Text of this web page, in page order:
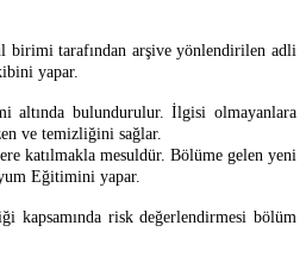
birimi tarafından arşive yönlendirilen adli
yapar.
altında bulundurulur. İlgisi olmayanlara
ve temizliğini sağlar.
katılmakla mesuldür. Bölüme gelen yeni
Eğitimini yapar.
kapsamında risk değerlendirmesi bölüm